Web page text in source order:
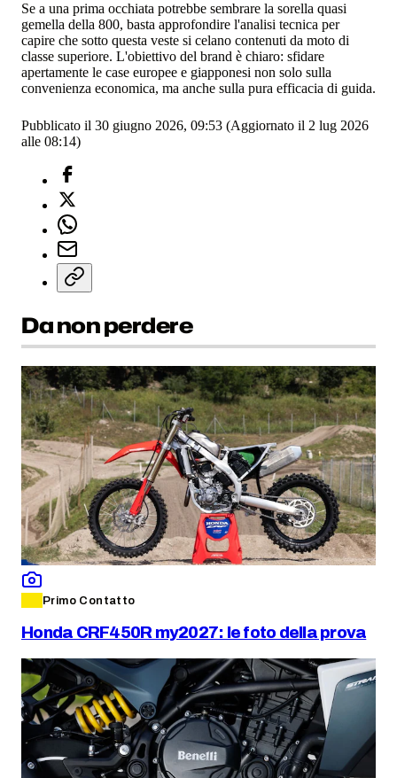
Se a una prima occhiata potrebbe sembrare la sorella quasi
gemella della 800, basta approfondire l'analisi tecnica per
capire che sotto questa veste si celano contenuti da moto di
classe superiore. L'obiettivo del brand è chiaro: sfidare
apertamente le case europee e giapponesi non solo sulla
convenienza economica, ma anche sulla pura efficacia di guida.
Pubblicato il 30 giugno 2026, 09:53 (Aggiornato il 2 lug 2026
alle 08:14)
Da non perdere
Primo Contatto
Honda CRF450R my2027: le foto della prova